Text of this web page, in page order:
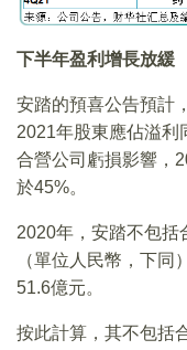
下半年盈利增長放緩
安踏的預喜公告預計
2021年股東應佔溢利
合營公司虧損影響，
於45%。
2020年，安踏不包括
（單位人民幣，下同
51.6億元。
按此計算，其不包括